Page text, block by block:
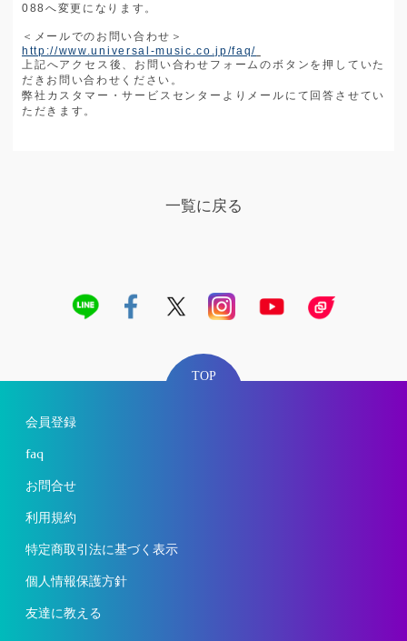
088へ変更になります。
＜メールでのお問い合わせ＞
http://www.universal-music.co.jp/faq/
上記へアクセス後、お問い合わせフォームのボタンを押していた
だきお問い合わせください。
弊社カスタマー・サービスセンターよりメールにて回答させてい
ただきます。
一覧に戻る
TOP
会員登録
faq
お問合せ
利用規約
特定商取引法に基づく表示
個人情報保護方針
友達に教える